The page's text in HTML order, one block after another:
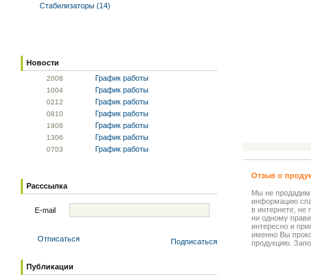
Стабилизаторы (14)
Новости
2008 График работы
1004 График работы
0212 График работы
0810 График работы
1908 График работы
1306 График работы
0703 График работы
Расссылка
E-mail
Отписаться Подписаться
Публикации
Отзыв о
Мы не
информацию
в интернете, не
ни одному
интересно и
именно Вы
продукцию.